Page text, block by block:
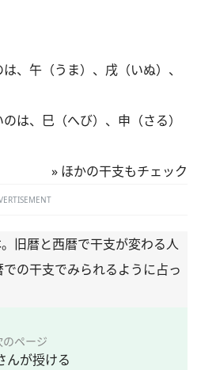
、午（うま）、戌（いぬ）、
は、巳（へび）、申（さる）
» ほかの干支もチェック
旧暦と西暦で干支が変わる人
の干支でみられるように占っ
のページ
んが授ける